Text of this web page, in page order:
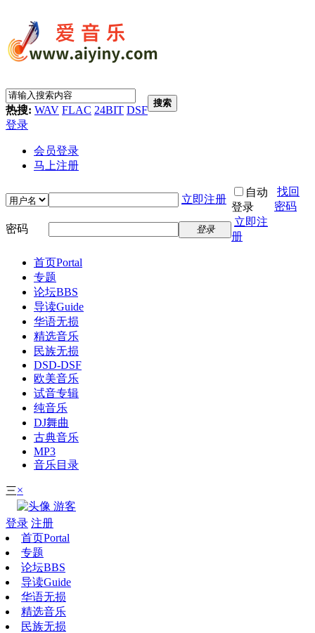
热搜: WAV FLAC 24BIT DSF
搜索
登录
会员登录
马上注册
立即注册
自动
登录
找回
密码
密码
登录
立即注
册
首页Portal
专题
论坛BBS
导读Guide
华语无损
精选音乐
民族无损
DSD-DSF
欧美音乐
试音专辑
纯音乐
DJ舞曲
古典音乐
MP3
音乐目录
三×
游客
登录 注册
首页Portal
专题
论坛BBS
导读Guide
华语无损
精选音乐
民族无损